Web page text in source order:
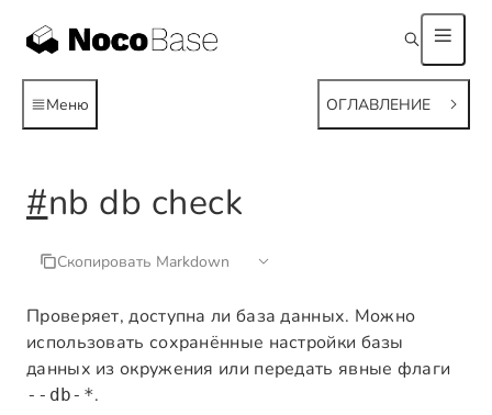
Меню ОГЛАВЛЕНИЕ
#nb db check
Скопировать Markdown
Проверяет, доступна ли база данных. Можно
использовать сохранённые настройки базы
данных из окружения или передать явные флаги
--db-*.